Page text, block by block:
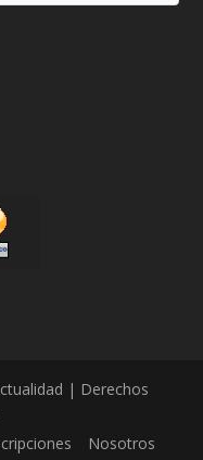
| Derechos
Nosotros